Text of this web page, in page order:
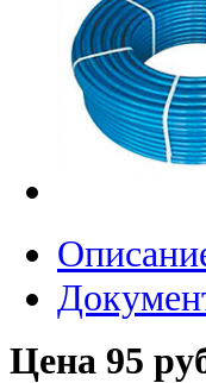
Цена 95